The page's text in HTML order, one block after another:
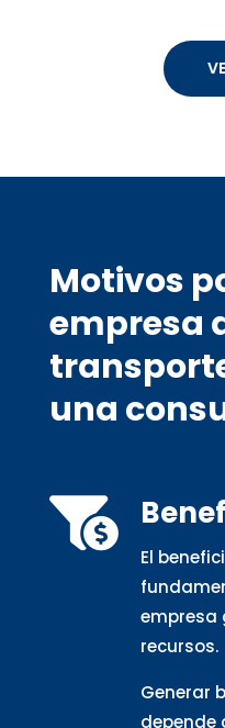
Motivos
empresa
una

El
empresa
recursos.
Generar
depende